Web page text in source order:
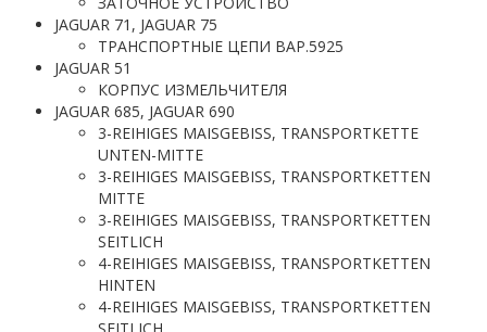
JAGUAR 71, JAGUAR 75
ТРАНСПОРТНЫЕ ЦЕПИ ВАР.5925
JAGUAR 51
КОРПУС ИЗМЕЛЬЧИТЕЛЯ
JAGUAR 685, JAGUAR 690
3-REIHIGES MAISGEBISS, TRANSPORTKETTE
UNTEN-MITTE
3-REIHIGES MAISGEBISS, TRANSPORTKETTEN
MITTE
3-REIHIGES MAISGEBISS, TRANSPORTKETTEN
SEITLICH
4-REIHIGES MAISGEBISS, TRANSPORTKETTEN
HINTEN
4-REIHIGES MAISGEBISS, TRANSPORTKETTEN